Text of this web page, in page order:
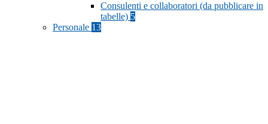
Consulenti e collaboratori (da pubblicare in
tabelle) 5
Personale 13